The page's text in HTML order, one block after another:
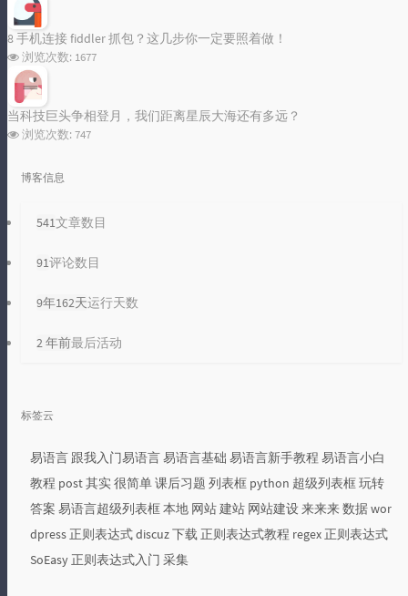
8 手机连接 fiddler 抓包？这几步你一定要照着做！
浏览次数: 1677
当科技巨头争相登月，我们距离星辰大海还有多远？
浏览次数: 747
博客信息
541文章数目
91评论数目
9年162天运行天数
2 年前最后活动
标签云
易语言 跟我入门易语言易语言基础 易语言新手教程 易语言小白
教程 post其实 很简单课后习题 列表框 python 超级列表框玩转
答案 易语言超级列表框本地 网站建站 网站建设来来来数据wor
dpress 正则表达式discuz下载 正则表达式教程 regex 正则表达式
SoEasy 正则表达式入门 采集